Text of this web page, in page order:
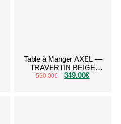
Table à Manger AXEL —
TRAVERTIN BEIGE
(RONDE – 1 MÈTRE)
590.00€ 349.00€